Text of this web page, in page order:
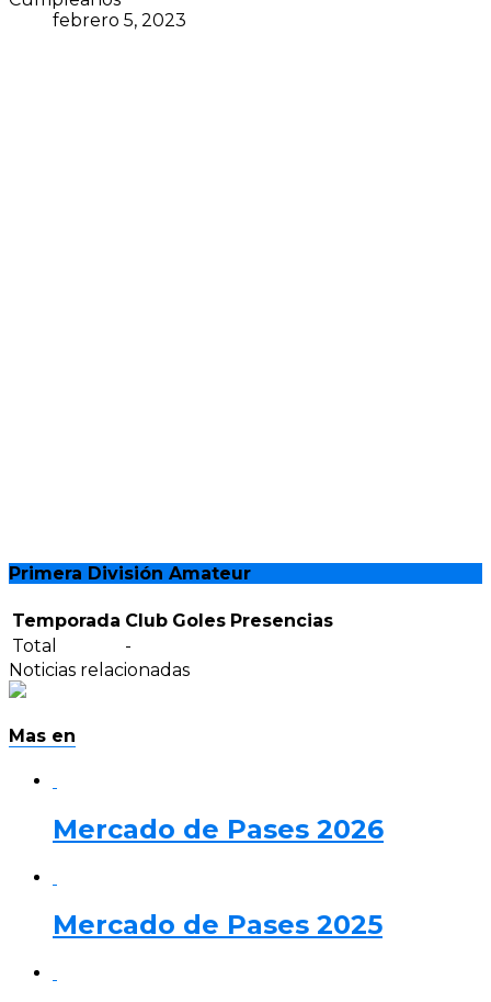
febrero 5, 2023
Primera División Amateur
Temporada Club Goles Presencias
Total
-
Noticias relacionadas
Mas en
Mercado de Pases 2026
Mercado de Pases 2025